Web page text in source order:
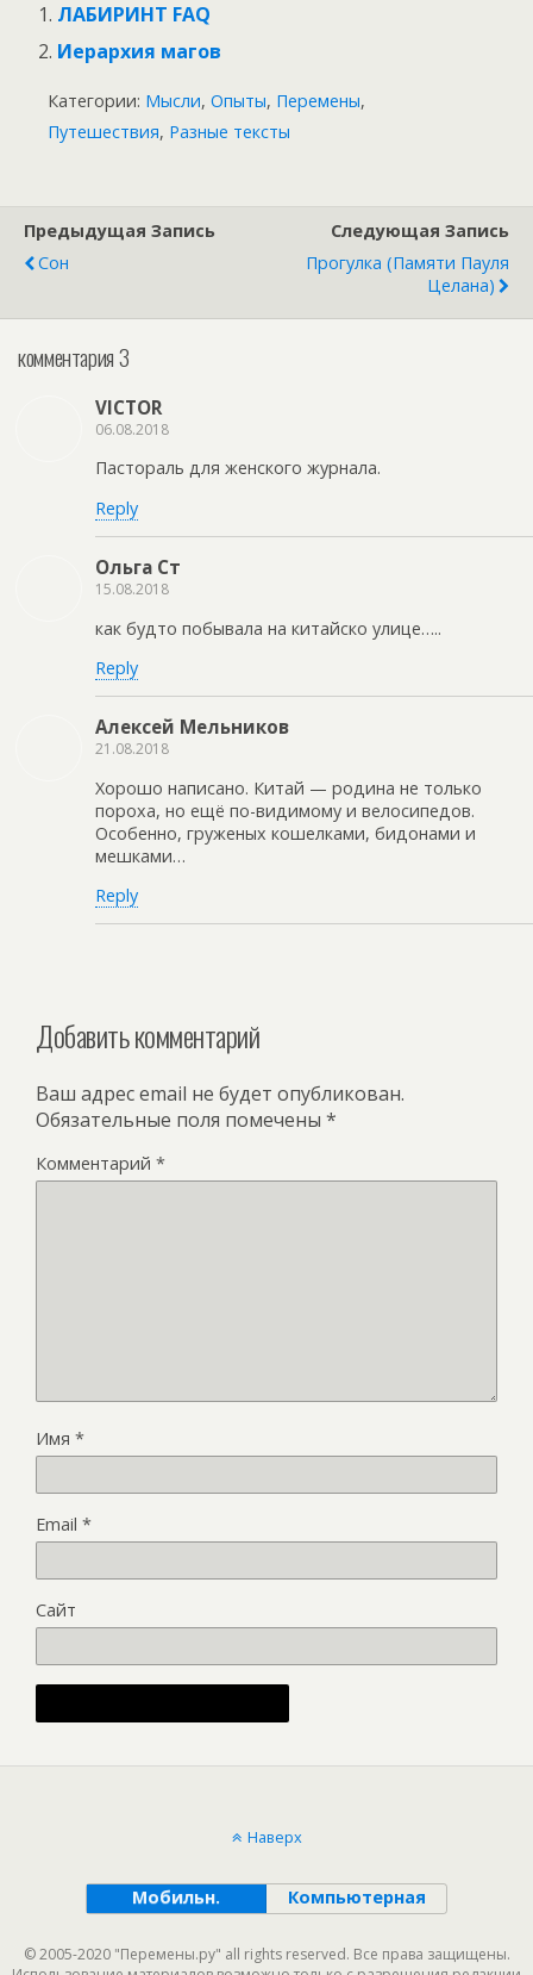
ЛАБИРИНТ FAQ
Иерархия магов
Категории: Мысли, Опыты, Перемены,
Путешествия, Разные тексты
Предыдущая Запись
Сон
Следующая Запись
Прогулка (памяти Пауля
Целана)
комментария 3
VICTOR
06.08.2018
Пастораль для женского журнала.
Reply
Ольга Ст
15.08.2018
как будто побывала на китайско улице…..
Reply
Алексей Мельников
21.08.2018
Хорошо написано. Китай — родина не только
пороха, но ещё по-видимому и велосипедов.
Особенно, груженых кошелками, бидонами и
мешками…
Reply
Добавить комментарий
Ваш адрес email не будет опубликован.
Обязательные поля помечены *
Комментарий *
Имя *
Email *
Сайт
Наверх
Мобильн. Компьютерная
© 2005-2020 "Перемены.ру" all rights reserved. Все права защищены.